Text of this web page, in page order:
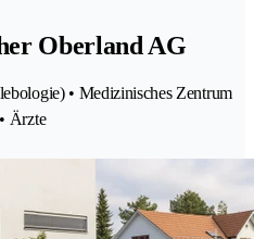
Oberland AG
• Medizinisches Zentrum
Ärzte